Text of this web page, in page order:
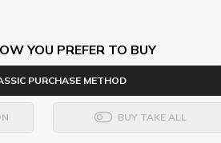
YOU PREFER TO BUY
PURCHASE METHOD
BUY TAKE ALL